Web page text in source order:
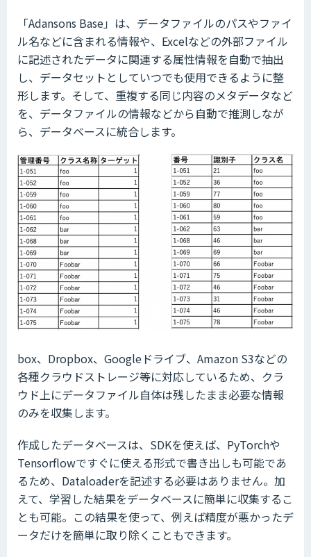
「Adansons Base」は、データファイルのパスやファイ
ル名などに含まれる情報や、Excelなどの外部ファイル
に記述されたデータに関連する属性情報を自動で抽出
し、データセットとしていつでも使用できるように整
形します。そして、重複する同じ内容のメタデータなど
を、データファイルの情報などから自動で推測しなが
ら、データベースに統合します。
box、Dropbox、Googleドライブ、Amazon S3などの
各種クラウドストレージ等に対応しているため、クラ
ウド上にデータファイル自体は残したまま必要な情報
のみを収集します。
作成したデータベースは、SDKを使えば、PyTorchや
Tensorflowですぐに使える形式で書き出しも可能であ
るため、Dataloaderを記述する必要はありません。加
えて、学習した結果をデータベースに簡単に収集するこ
とも可能。この結果を使って、例えば精度が悪かったデ
ータだけを簡単に取り除くこともできます。